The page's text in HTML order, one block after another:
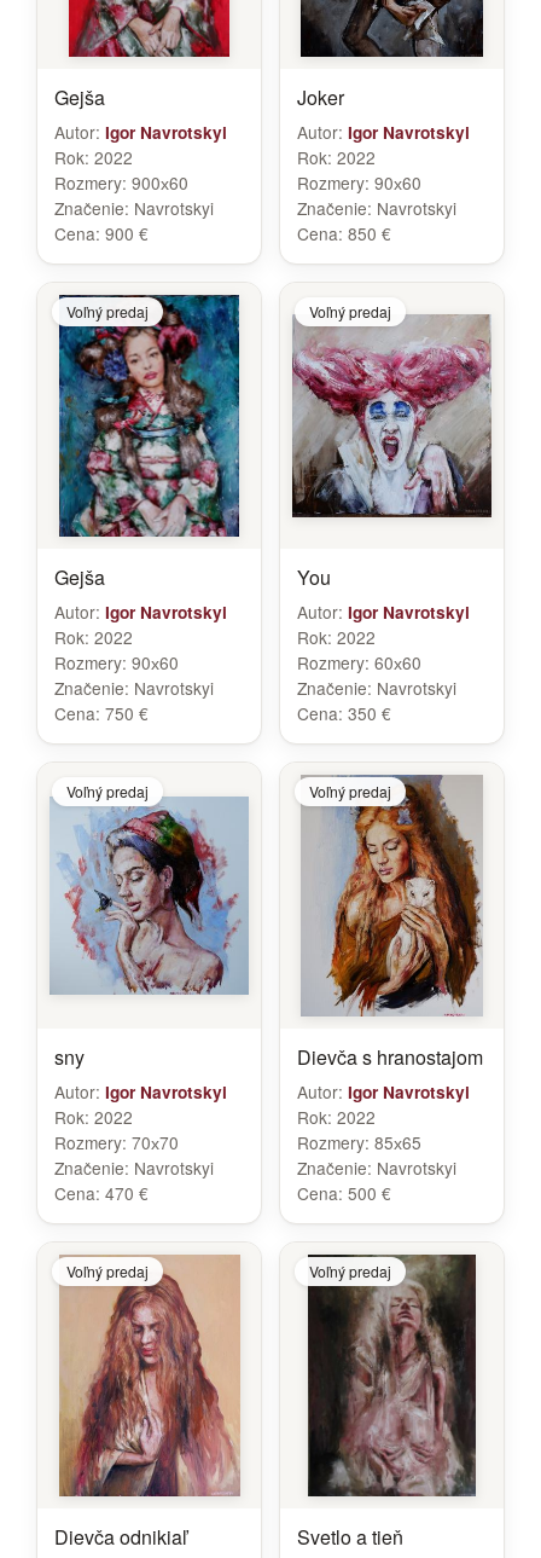
Gejša
Autor: Igor Navrotskyi
Rok: 2022
Rozmery: 900х60
Značenie: Navrotskyi
Cena: 900 €
Joker
Autor: Igor Navrotskyi
Rok: 2022
Rozmery: 90х60
Značenie: Navrotskyi
Cena: 850 €
Voľný predaj
Gejša
Autor: Igor Navrotskyi
Rok: 2022
Rozmery: 90х60
Značenie: Navrotskyi
Cena: 750 €
Voľný predaj
You
Autor: Igor Navrotskyi
Rok: 2022
Rozmery: 60х60
Značenie: Navrotskyi
Cena: 350 €
Voľný predaj
sny
Autor: Igor Navrotskyi
Rok: 2022
Rozmery: 70х70
Značenie: Navrotskyi
Cena: 470 €
Voľný predaj
Dievča s hranostajom
Autor: Igor Navrotskyi
Rok: 2022
Rozmery: 85х65
Značenie: Navrotskyi
Cena: 500 €
Voľný predaj
Dievča odnikiaľ
Voľný predaj
Svetlo a tieň